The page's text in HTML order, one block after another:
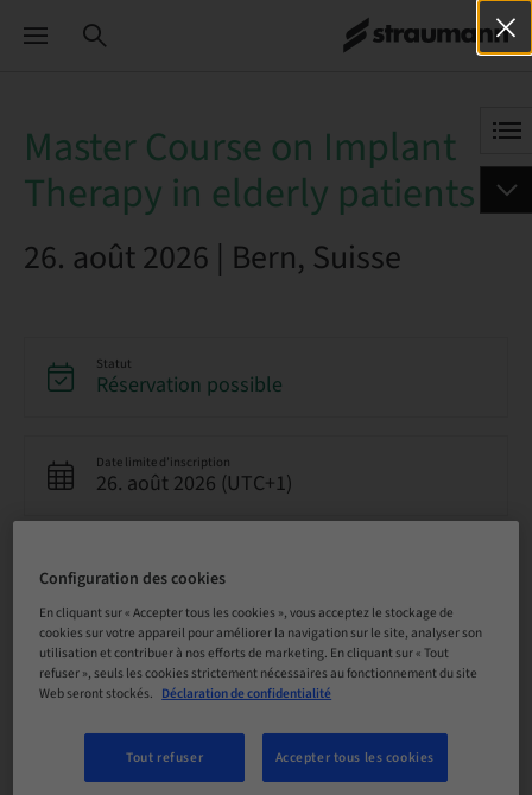
Master Course on Implant
Therapy in elderly patients
26. août 2026 | Bern, Suisse
Statut
Réservation possible
Date limite d’inscription
26. août 2026 (UTC+1)
CHF 3200.00
Langue
Anglais
Points
0.00 Points
Configuration des cookies
En cliquant sur « Accepter tous les cookies », vous acceptez le stockage de
cookies sur votre appareil pour améliorer la navigation sur le site, analyser son
utilisation et contribuer à nos efforts de marketing. En cliquant sur « Tout
refuser », seuls les cookies strictement nécessaires au fonctionnement du site
Web seront stockés. Déclaration de confidentialité
Tout refuser Accepter tous les cookies